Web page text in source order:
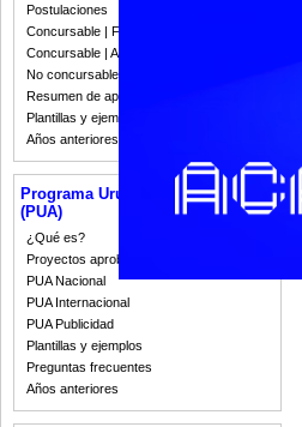
Postulaciones
Concursable | Fallos 2023
Concursable | Actas y Resoluciones
No concursable | Actas y Resoluciones
Resumen de apoyos 2008-2022
Plantillas y ejemplos
Años anteriores
Programa Uruguay Audiovisual
(PUA)
¿Qué es?
Proyectos aprobados
PUA Nacional
PUA Internacional
PUA Publicidad
Plantillas y ejemplos
Preguntas frecuentes
Años anteriores